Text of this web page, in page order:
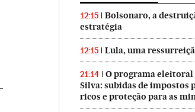
12:15
Bolsonaro, a
estratégia
12:15 Lula, uma
21:14
O programa eleitoral
Silva: subidas de impostos
ricos e proteção para as